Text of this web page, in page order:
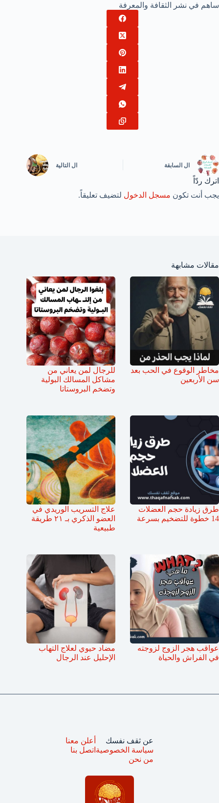
ساهم في نشر الثقافة والمعرفة
ال السابقة ال التالية
اترك ردّاً
يجب أنت تكون مسجل الدخول لتضيف تعليقاً.
مقالات مشابهة
مخاطر الوقوع في الحب بعد
سن الأربعين
للرجال لمن يعاني من
مشاكل المسالك البولية
وتضخم البروستاتا
طرق زيادة حجم العضلات
14 خطوة للتضخيم بسرعة
علاج التسريب الوريدي في
العضو الذكري بـ ٢١ طريقة
طبيعية
عواقب هجر الزوج لزوجته
في الفراش والحياة
مضاد حيوي لعلاج التهاب
الإحليل عند الرجال
عن ثقف نفسك
سياسة الخصوصية
من نحن
أعلن معنا
اتصل بنا